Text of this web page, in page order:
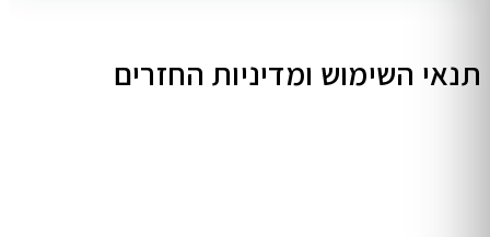
תנאי השימוש ומדיניות החזרים